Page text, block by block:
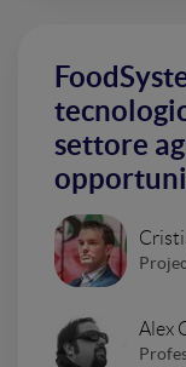
settore
Alex